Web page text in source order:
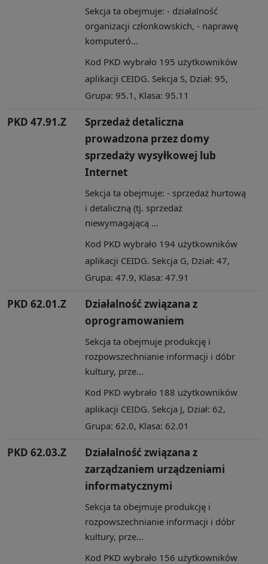
Sekcja ta obejmuje: - działalność
organizacji członkowskich, - naprawę
komputeró...
Kod PKD wybrało 195 użytkowników
aplikacji CEIDG. Sekcja S, Dział: 95,
Grupa: 95.1, Klasa: 95.11
PKD 47.91.Z
Sprzedaż detaliczna
prowadzona przez domy
sprzedaży wysyłkowej lub
Internet
Sekcja ta obejmuje: - sprzedaż hurtową
i detaliczną (tj. sprzedaż
niewymagającą ...
Kod PKD wybrało 194 użytkowników
aplikacji CEIDG. Sekcja G, Dział: 47,
Grupa: 47.9, Klasa: 47.91
PKD 62.01.Z
Działalność związana z
oprogramowaniem
Sekcja ta obejmuje produkcję i
rozpowszechnianie informacji i dóbr
kultury, prze...
Kod PKD wybrało 188 użytkowników
aplikacji CEIDG. Sekcja J, Dział: 62,
Grupa: 62.0, Klasa: 62.01
PKD 62.03.Z
Działalność związana z
zarządzaniem urządzeniami
informatycznymi
Sekcja ta obejmuje produkcję i
rozpowszechnianie informacji i dóbr
kultury, prze...
Kod PKD wybrało 156 użytkowników